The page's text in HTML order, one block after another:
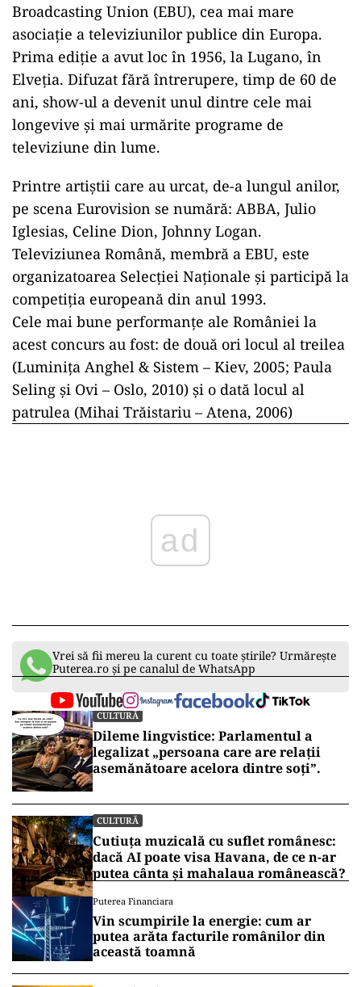
Broadcasting Union (EBU), cea mai mare
asociaţie a televiziunilor publice din Europa.
Prima ediţie a avut loc în 1956, la Lugano, în
Elveţia. Difuzat fără întrerupere, timp de 60 de
ani, show-ul a devenit unul dintre cele mai
longevive şi mai urmărite programe de
televiziune din lume.
Printre artiştii care au urcat, de-a lungul anilor,
pe scena Eurovision se numără: ABBA, Julio
Iglesias, Celine Dion, Johnny Logan.
Televiziunea Română, membră a EBU, este
organizatoarea Selecţiei Naţionale şi participă la
competiţia europeană din anul 1993.
Cele mai bune performanţe ale României la
acest concurs au fost: de două ori locul al treilea
(Luminiţa Anghel & Sistem – Kiev, 2005; Paula
Seling şi Ovi – Oslo, 2010) şi o dată locul al
patrulea (Mihai Trăistariu – Atena, 2006)
ad
Vrei să fii mereu la curent cu toate știrile? Urmărește
Puterea.ro și pe canalul de WhatsApp
CULTURĂ
Dileme lingvistice: Parlamentul a
legalizat „persoana care are relații
asemănătoare acelora dintre soți”.
CULTURĂ
Cutiuța muzicală cu suflet românesc:
dacă AI poate visa Havana, de ce n-ar
putea cânta și mahalaua românească?
Puterea Financiara
Vin scumpirile la energie: cum ar
putea arăta facturile românilor din
această toamnă